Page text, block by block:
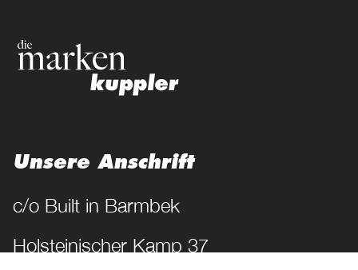
Unsere Anschrift
c/o Built in Barmbek
Holsteinischer Kamp 37